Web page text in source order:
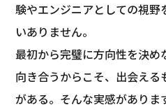
験やエンジニアとしての視
いありません。
最初から完璧に方向性を決め
向き合うからこそ、出会え
がある。そんな実感がありま